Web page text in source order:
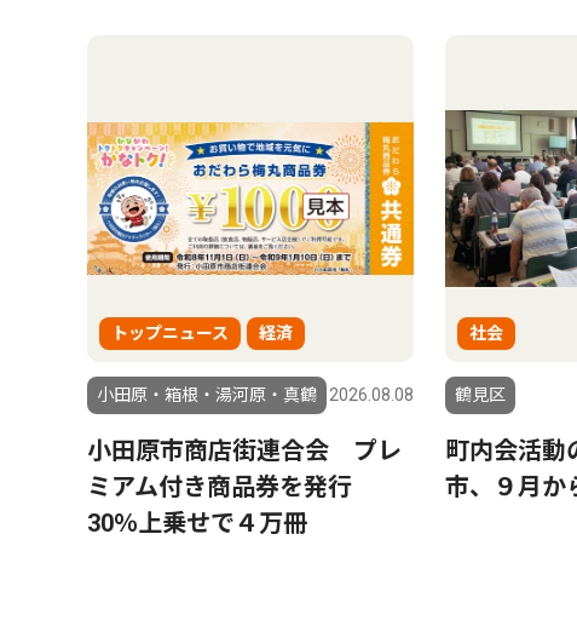
トップニュース 経済
小田原・箱根・湯河原・真鶴 2026.08.08
小田原市商店街連合会 プレ
ミアム付き商品券を発行
30％上乗せで４万冊
社会
鶴見区
町内会活
市、９月か